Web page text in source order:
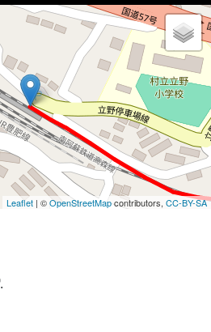
Leaflet | ©OpenStreetMapcontributors, CC-BY-SA